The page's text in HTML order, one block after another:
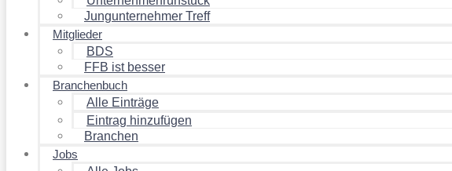
Jungunternehmer Treff
Mitglieder
BDS
FFB ist besser
Branchenbuch
Alle Einträge
Eintrag hinzufügen
Branchen
Jobs